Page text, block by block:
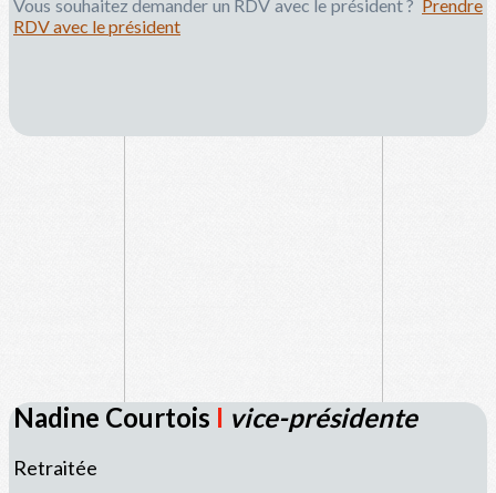
Vous souhaitez demander un RDV avec le président ? Prendre
RDV avec le président
Nadine Courtois I vice-présidente
Retraitée